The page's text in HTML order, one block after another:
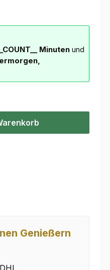
__COUNT__ Minuten und
Genießern